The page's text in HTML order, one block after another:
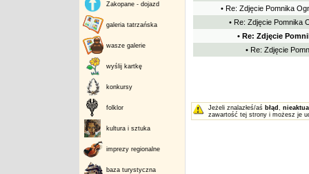
Zakopane - dojazd
galeria tatrzańska
wasze galerie
wyślij kartkę
konkursy
folklor
kultura i sztuka
imprezy regionalne
baza turystyczna
• Re: Zdjęcie Pomnika
• Re: Zdjęcie Pomnika
• Re: Zdjęcie
• Re: Zdjęcie
Jeżeli znalazłeś/aś błąd ,
zawartość tej strony i możesz je